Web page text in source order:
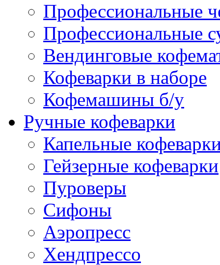
Профессиональные
Профессиональные
Вендинговые
Кофеварки в наборе
Кофемашины б/у
Ручные кофеварки
Капельные
Гейзерные кофеварки
Пуроверы
Сифоны
Аэропресс
Хендпрессо